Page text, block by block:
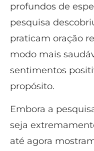
profundos de
pesquisa
praticam oração
modo mais
sentimentos
propósito.
Embora a
seja
até agora